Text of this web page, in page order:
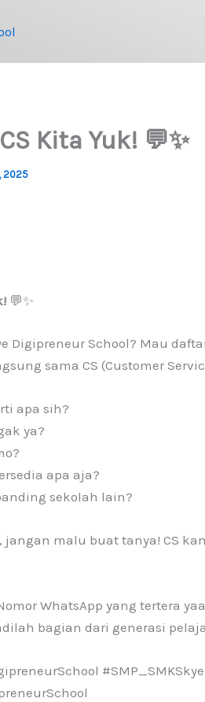
Kita Yuk! 💬✨
2025
💬✨
Digipreneur School? Mau
sama CS (Customer
apa sih?
ya?
apa aja?
sekolah lain?
jangan malu buat tanya! CS
WhatsApp yang tertera
bagian dari generasi